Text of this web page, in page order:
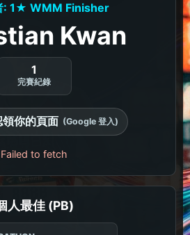
: 1★ WMM Finisher
Kwan
1
完賽紀錄
領你的頁面 (Google 登入)
Failed to fetch
人最佳 (PB)